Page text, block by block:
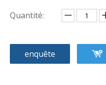
Quantité:
enquête